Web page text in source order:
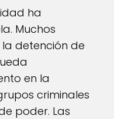
ha
Muchos
detención de
en la
criminales
poder. Las